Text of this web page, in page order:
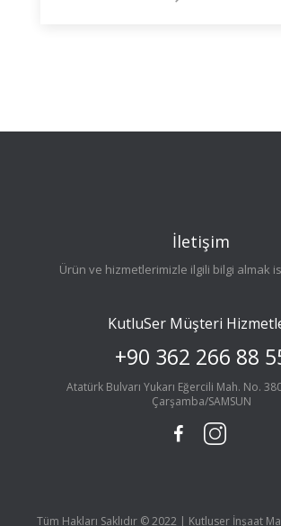
İletişim
Ürün ve hizmetlerimizle ilgili bilgi almak
KutluSer Müşteri
+90 362 266 88
Atatürk Bulvarı Yukarı Eğercili Mah. No.
Çarşamba/SAMSUN
Tüm Hakları Saklıdır © 2022 | Kutluser İnşaat